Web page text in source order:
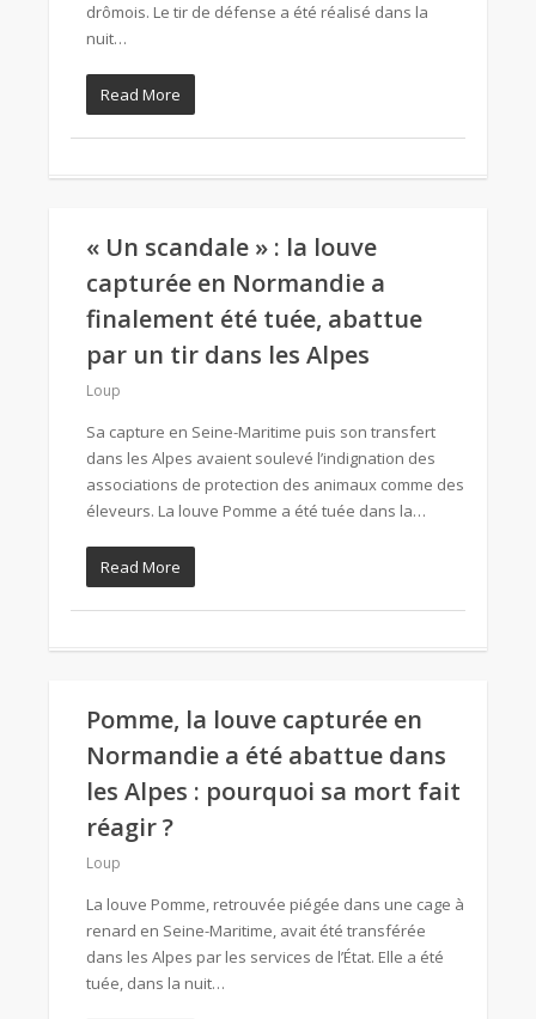
drômois. Le tir de défense a été réalisé dans la
nuit…
Read More
« Un scandale » : la louve
capturée en Normandie a
finalement été tuée, abattue
par un tir dans les Alpes
Loup
Sa capture en Seine-Maritime puis son transfert
dans les Alpes avaient soulevé l’indignation des
associations de protection des animaux comme des
éleveurs. La louve Pomme a été tuée dans la…
Read More
Pomme, la louve capturée en
Normandie a été abattue dans
les Alpes : pourquoi sa mort fait
réagir ?
Loup
La louve Pomme, retrouvée piégée dans une cage à
renard en Seine-Maritime, avait été transférée
dans les Alpes par les services de l’État. Elle a été
tuée, dans la nuit…